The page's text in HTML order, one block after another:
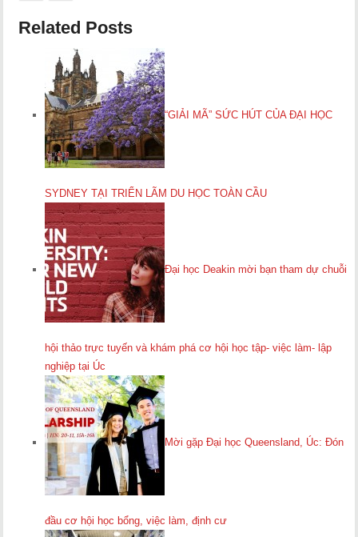
Related Posts
“GIẢI MÃ” SỨC HÚT CỦA ĐẠI HỌC
SYDNEY TẠI TRIỂN LÃM DU HỌC TOÀN CẦU
Đại học Deakin mời bạn tham dự chuỗi
hội thảo trực tuyến và khám phá cơ hội học tập- việc làm- lập
nghiệp tại Úc
Mời gặp Đại học Queensland, Úc: Đón
đầu cơ hội học bổng, việc làm, định cư